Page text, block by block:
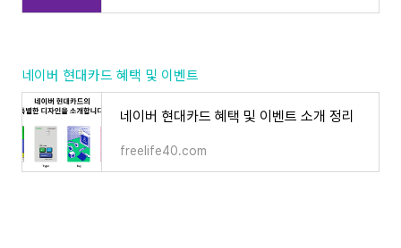
네이버 현대카드 혜택 및 이벤트
네이버 현대카드 혜택 및 이벤트 소개 정리
freelife40.com